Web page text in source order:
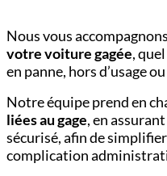
Nous vous
votre voiture gagée,
en panne, hors d’usage
Notre équipe prend en
liées au gage, en
sécurisé, afin de
complication